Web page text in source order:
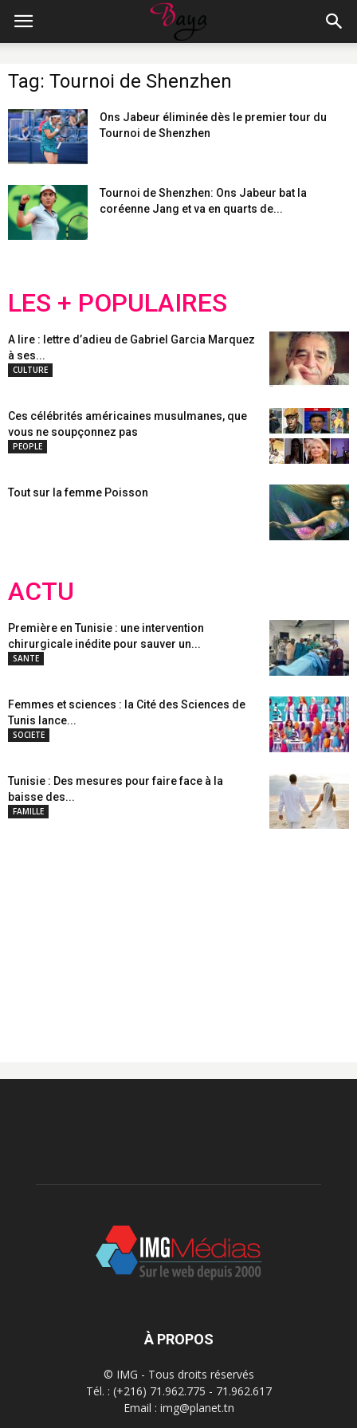
Tag: Tournoi de Shenzhen
Ons Jabeur éliminée dès le premier tour du
Tournoi de Shenzhen
Tournoi de Shenzhen: Ons Jabeur bat la
coréenne Jang et va en quarts de...
LES + POPULAIRES
A lire : lettre d’adieu de Gabriel Garcia Marquez
à ses...
CULTURE
Ces célébrités américaines musulmanes, que
vous ne soupçonnez pas
PEOPLE
Tout sur la femme Poisson
ACTU
Première en Tunisie : une intervention
chirurgicale inédite pour sauver un...
SANTE
Femmes et sciences : la Cité des Sciences de
Tunis lance...
SOCIETE
Tunisie : Des mesures pour faire face à la
baisse des...
FAMILLE
À PROPOS
© IMG - Tous droits réservés
Tél. : (+216) 71.962.775 - 71.962.617
Email : img@planet.tn